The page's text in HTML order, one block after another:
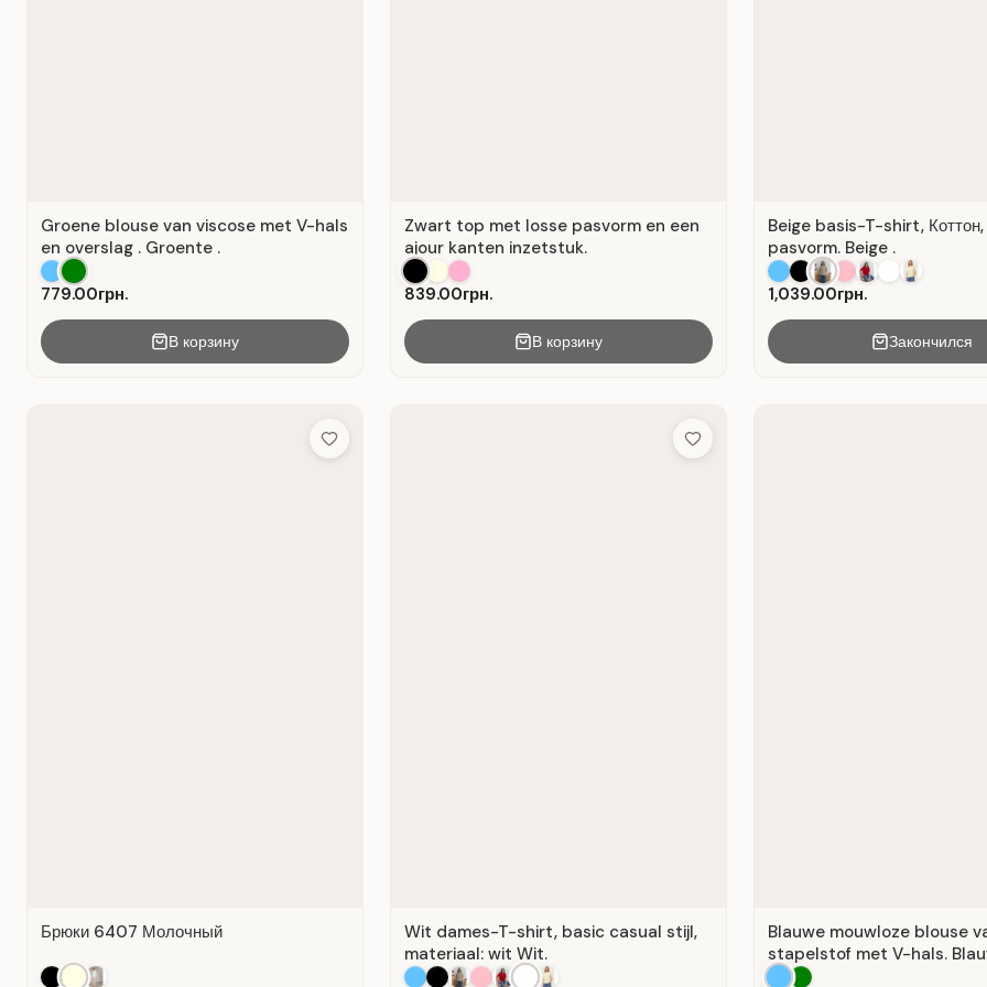
Groene blouse van viscose met V-hals
en overslag . Groente .
779.00грн.
В корзину
Zwart top met losse pasvorm en een
ajour kanten inzetstuk.
839.00грн.
В корзину
Beige basis-T-shirt,
pasvorm. Beige .
1,039.00грн.
Закончился
Add to Wish List
Брюки 6407 Молочный
Add to Wish List
Wit dames-T-shirt, basic casual stijl,
materiaal: wit Wit.
Blauwe mouwloze blouse
stapelstof met V-hals.